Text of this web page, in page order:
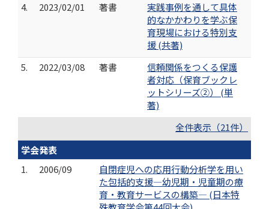
4.
2023/02/01 著書
実践事例を通して具体
的なかかわりを学ぶ保
育現場における特別支
援 (共著)
5.
2022/03/08 著書
信頼関係をつくる保護
者対応（保育ブックレ
ットシリーズ②） (単
著)
全件表示（21件）
学会発表
1.
2006/09
自閉症児への応用行動分析学を用い
た包括的支援―幼児期・児童期の療
育・教育サービスの構築― (日本特